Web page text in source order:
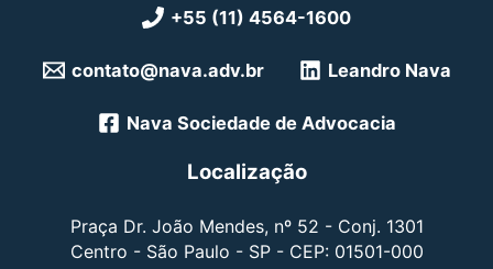
+55 (11) 4564-1600
contato@nava.adv.br Leandro Nava
Nava Sociedade de Advocacia
Localização
Praça Dr. João Mendes, nº 52 - Conj. 1301
Centro - São Paulo - SP - CEP: 01501-000